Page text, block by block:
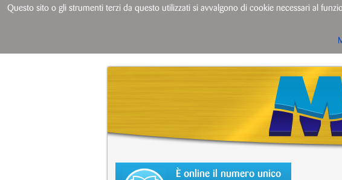
È online il numero unico
Questo sito o gli strumenti terzi da questo utilizzati si avvalgono di cookie necessari al